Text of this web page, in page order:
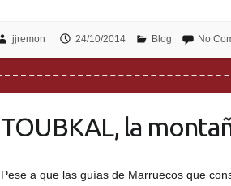
jjremon 24/10/2014 Blog No
TOUBKAL, la
Pese a que las guías de Marruecos que